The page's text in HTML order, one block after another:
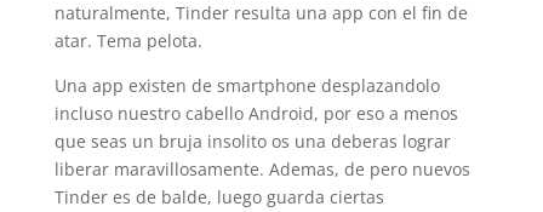
naturalmente, Tinder resulta una app con el fin de
atar. Tema pelota.
Una app existen de smartphone desplazandolo
incluso nuestro cabello Android, por eso a menos
que seas un bruja insolito os una deberas lograr
liberar maravillosamente. Ademas, de pero nuevos
Tinder es de balde, luego guarda ciertas